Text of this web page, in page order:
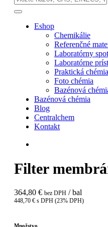
Eshop
Chemikálie
Referenčné
Laboratórny
Laboratórne
Praktická chémia
Foto chémia
Bazénová
Bazénová chémia
Blog
Centralchem
Kontakt
Filter
364,80 € bez DPH / bal
448,70 € s DPH (23% DPH)
Množstvo